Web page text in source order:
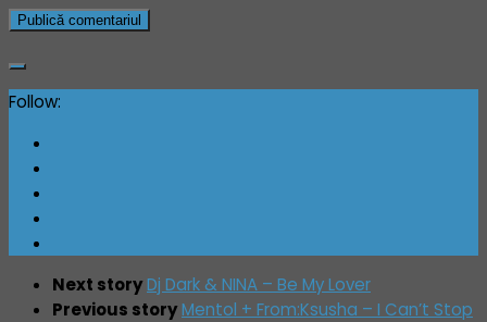
Follow:
Next storyDj Dark & NINA – Be My Lover
Previous storyMentol + From:Ksusha – I Can’t Stop